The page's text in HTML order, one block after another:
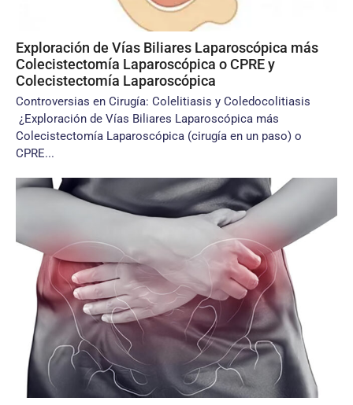
Exploración de Vías Biliares Laparoscópica más
Colecistectomía Laparoscópica o CPRE y
Colecistectomía Laparoscópica
Controversias en Cirugía: Colelitiasis y Coledocolitiasis
¿Exploración de Vías Biliares Laparoscópica más
Colecistectomía Laparoscópica (cirugía en un paso) o
CPRE...